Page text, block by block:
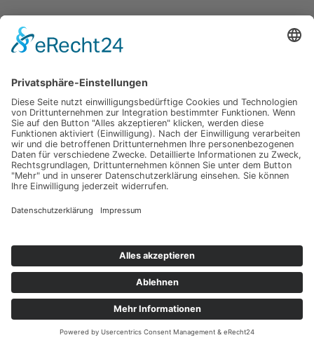
Hauptseite
Diskografie
Songtexte
Playlisten
Zitate
Videogfrafie
Quiz